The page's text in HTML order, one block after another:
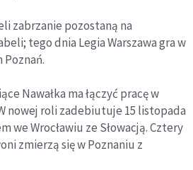
zabrzanie pozostaną na
tego dnia Legia Warszawa gra w
Poznań.
Nawałka ma łączyć pracę w
nowej roli zadebiutuje 15 listopada
we Wrocławiu ze Słowacją. Cztery
zmierzą się w Poznaniu z